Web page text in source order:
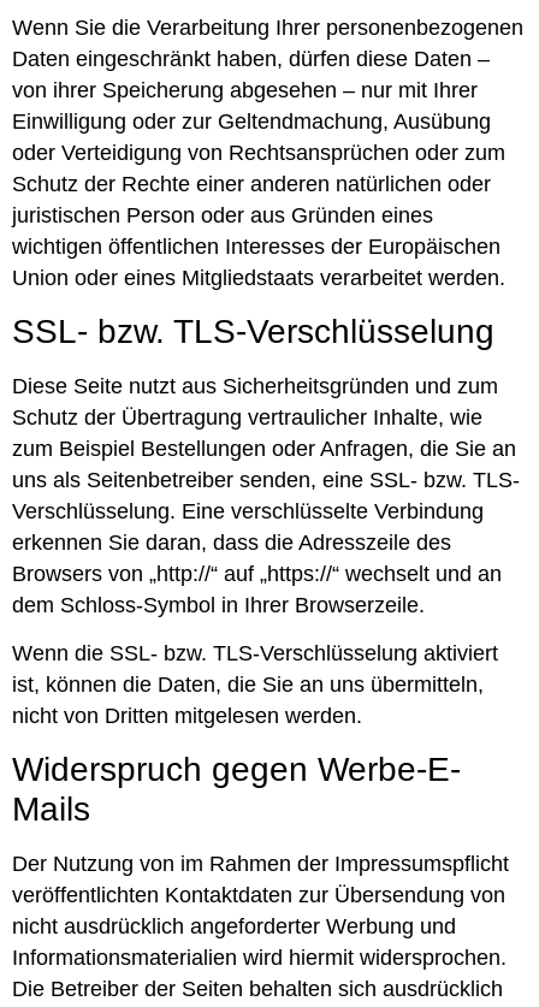
Wenn Sie die Verarbeitung Ihrer personenbezogenen
Daten eingeschränkt haben, dürfen diese Daten –
von ihrer Speicherung abgesehen – nur mit Ihrer
Einwilligung oder zur Geltendmachung, Ausübung
oder Verteidigung von Rechtsansprüchen oder zum
Schutz der Rechte einer anderen natürlichen oder
juristischen Person oder aus Gründen eines
wichtigen öffentlichen Interesses der Europäischen
Union oder eines Mitgliedstaats verarbeitet werden.
SSL- bzw. TLS-Verschlüsselung
Diese Seite nutzt aus Sicherheitsgründen und zum
Schutz der Übertragung vertraulicher Inhalte, wie
zum Beispiel Bestellungen oder Anfragen, die Sie an
uns als Seitenbetreiber senden, eine SSL- bzw. TLS-
Verschlüsselung. Eine verschlüsselte Verbindung
erkennen Sie daran, dass die Adresszeile des
Browsers von „http://“ auf „https://“ wechselt und an
dem Schloss-Symbol in Ihrer Browserzeile.
Wenn die SSL- bzw. TLS-Verschlüsselung aktiviert
ist, können die Daten, die Sie an uns übermitteln,
nicht von Dritten mitgelesen werden.
Widerspruch gegen Werbe-E-
Mails
Der Nutzung von im Rahmen der Impressumspflicht
veröffentlichten Kontaktdaten zur Übersendung von
nicht ausdrücklich angeforderter Werbung und
Informationsmaterialien wird hiermit widersprochen.
Die Betreiber der Seiten behalten sich ausdrücklich